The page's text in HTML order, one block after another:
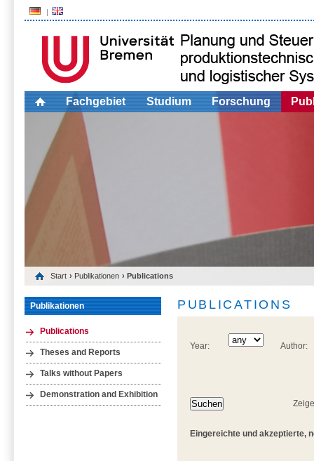
Fachgebiet Studium Forschung
Start › Publikationen › Publications
Publikationen
Publications
Theses and Reports
Talks without Papers
Demonstration and Exhibition
PUBLICATIONS
Year: Author:
Eingereichte und akzeptierte,